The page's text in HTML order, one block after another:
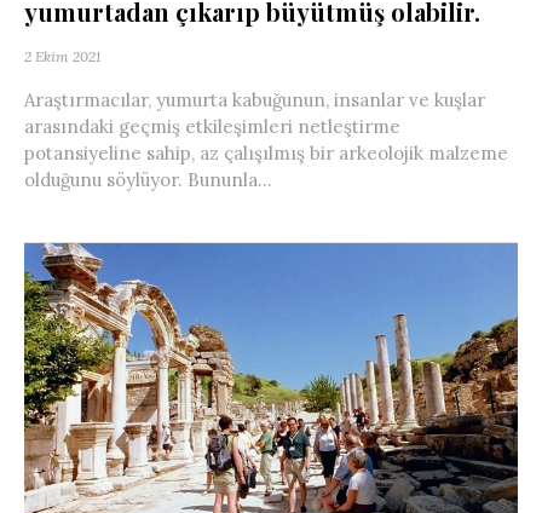
yumurtadan çıkarıp büyütmüş olabilir.
2 Ekim 2021
Araştırmacılar, yumurta kabuğunun, insanlar ve kuşlar
arasındaki geçmiş etkileşimleri netleştirme
potansiyeline sahip, az çalışılmış bir arkeolojik malzeme
olduğunu söylüyor. Bununla...